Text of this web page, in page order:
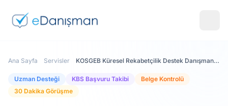
Ana Sayfa Servisler KOSGEB Küresel Rekabetçilik Destek Danışmanlık Servisi
Uzman Desteği KBS Başvuru Takibi
Belge Kontrolü
30 Dakika Görüşme